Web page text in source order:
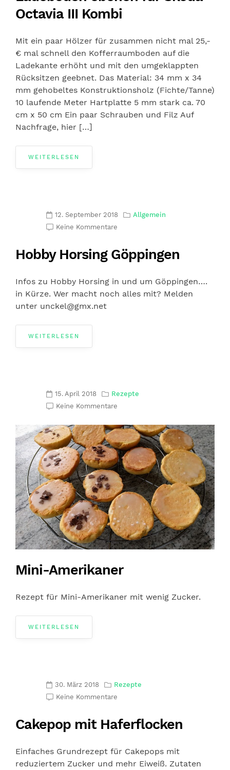
Octavia III Kombi
Mit ein paar Hölzer für zusammen nicht mal 25,-
€ mal schnell den Kofferraumboden auf die
Ladekante erhöht und mit den umgeklappten
Rücksitzen geebnet. Das Material: 34 mm x 34
mm gehobeltes Konstruktionsholz (Fichte/Tanne)
10 laufende Meter Hartplatte 5 mm stark ca. 70
cm x 50 cm Ein paar Schrauben und Filz Auf
Nachfrage, hier […]
WEITERLESEN
12. September 2018
Allgemein
Keine Kommentare
Hobby Horsing Göppingen
Infos zu Hobby Horsing in und um Göppingen….
in Kürze. Wer macht noch alles mit? Melden
unter unckel@gmx.net
WEITERLESEN
15. April 2018
Rezepte
Keine Kommentare
Mini-Amerikaner
Rezept für Mini-Amerikaner mit wenig Zucker.
WEITERLESEN
30. März 2018
Rezepte
Keine Kommentare
Cakepop mit Haferflocken
Einfaches Grundrezept für Cakepops mit
reduziertem Zucker und mehr Eiweiß. Zutaten